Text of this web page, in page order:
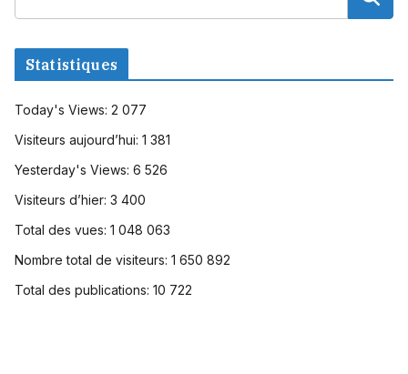
Statistiques
Today's Views: 2 077
Visiteurs aujourd’hui: 1 381
Yesterday's Views: 6 526
Visiteurs d’hier: 3 400
Total des vues: 1 048 063
Nombre total de visiteurs: 1 650 892
Total des publications: 10 722